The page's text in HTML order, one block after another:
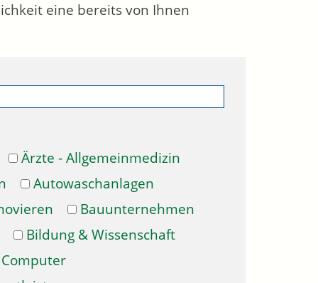
eine bereits von Ihnen
Ärzte - Allgemeinmedizin
Autowaschanlagen
Bauunternehmen
Bildung & Wissenschaft
Computer